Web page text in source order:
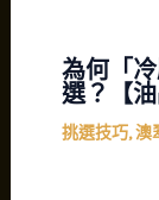
為何「
選？【
挑選技巧,澳